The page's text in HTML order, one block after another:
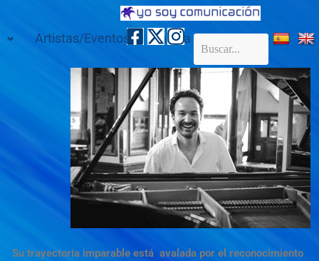
Artistas/Eventos Galería Contacto
Su trayectoria imparable está avalada por el reconocimiento